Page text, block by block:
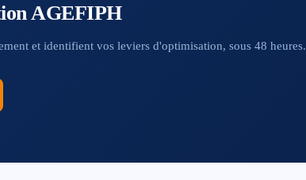
AGEFIPH
et identifient vos leviers d'optimisation, sous 48 heures.